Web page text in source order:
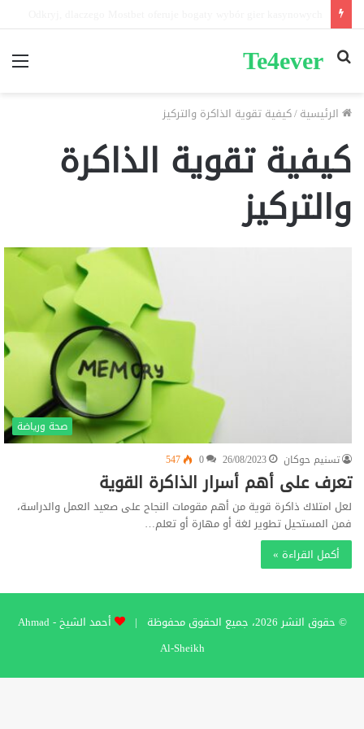
Te4ever
بحث
الرئيسية/كيفية تقوية الذاكرة والتركيز
كيفية تقوية الذاكرة
والتركيز
صحة ورياضة
تسنيم حوكان
26/08/2023
0
547
تعرف على أهم أسرار الذاكرة القوية
لعل امتلاك ذاكرة قوية من أهم مقومات النجاح على صعيد العمل والدراسة،
فمن المستحيل تطوير لغة أو مهارة أو تعلم…
أكمل القراءة »
© حقوق النشر 2026، جميع الحقوق محفوظة |
أحمد الشيخ - Ahmad
Al-Sheikh